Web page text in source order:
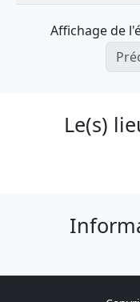
Affichage de
Le(s)